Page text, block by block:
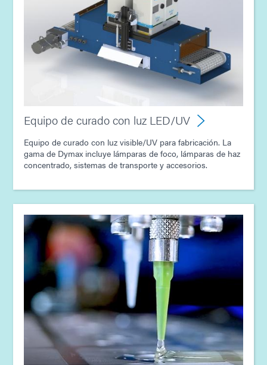
Guía: Equipo dispensador (Europa|ES)
Guía: Equipo dispensador (América|ES)
Guía: Tecnología de curado por luz ultravioleta (ES)
Equipo de curado con luz LED/UV
Equipo de curado con luz visible/UV para fabricación. La
gama de Dymax incluye lámparas de foco, lámparas de haz
concentrado, sistemas de transporte y accesorios.